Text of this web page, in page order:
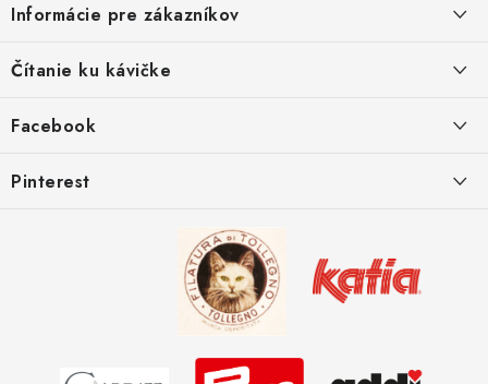
p
ä
Informácie pre zákazníkov
Kedy objednáme nový tovar
Čítanie ku kávičke
Ako sa orientovať v hrúbke priadzí
Facebook
Pinterest